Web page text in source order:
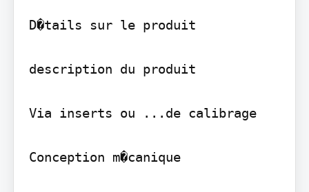
D�tails sur le produit
description du produit
Via inserts ou ...de calibrage
Conception m�canique